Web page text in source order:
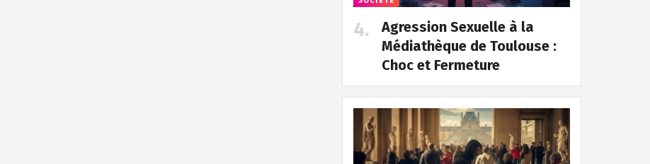
Agression Sexuelle à la
Médiathèque de Toulouse :
Choc et Fermeture